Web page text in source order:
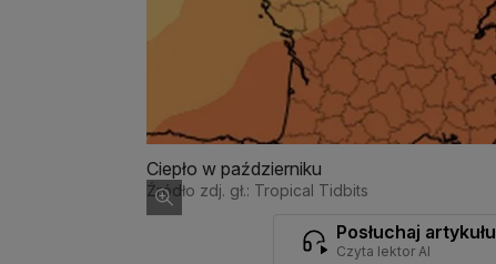
Ciepło w październiku
Źródło zdj. gł.: Tropical Tidbits
Posłuchaj artykułu
Czyta lektor AI